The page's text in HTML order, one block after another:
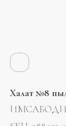
Халат №8
ИМСАБОДИ